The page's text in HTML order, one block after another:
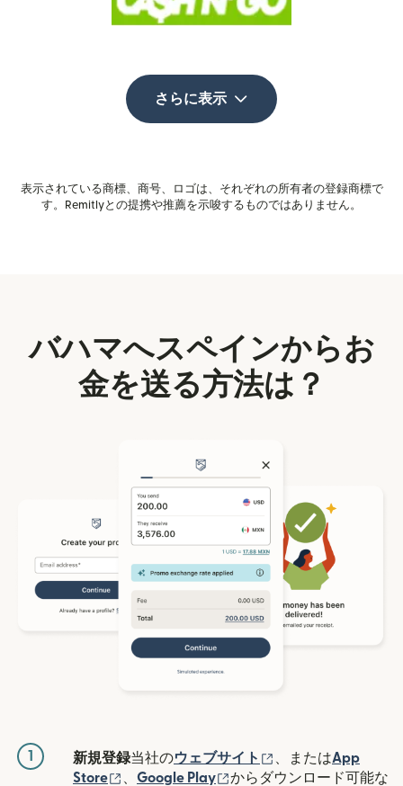
さらに表示
表示されている商標、商号、ロゴは、それぞれの所有者の登録商標で
す。Remitlyとの提携や推薦を示唆するものではありません。
バハマへスペインからお
金を送る方法は？
1 新規登録当社のウェブサイト （別ウィンドウで
、またはApp
Store
（別ウィンドウで開きます）
Google Play （別ウィンドウで開きま
からダウンロード可能な